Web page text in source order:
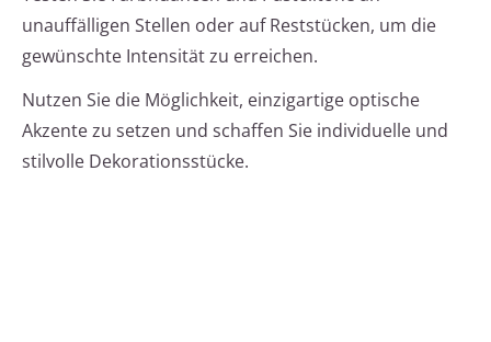
unauffälligen Stellen oder auf Reststücken, um die
gewünschte Intensität zu erreichen.
Nutzen Sie die Möglichkeit, einzigartige optische
Akzente zu setzen und schaffen Sie individuelle und
stilvolle Dekorationsstücke.